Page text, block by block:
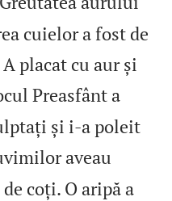
cuielor a fost de
A placat cu aur și
Preasfânt a
și i‑a poleit
aveau
coți. O aripă a